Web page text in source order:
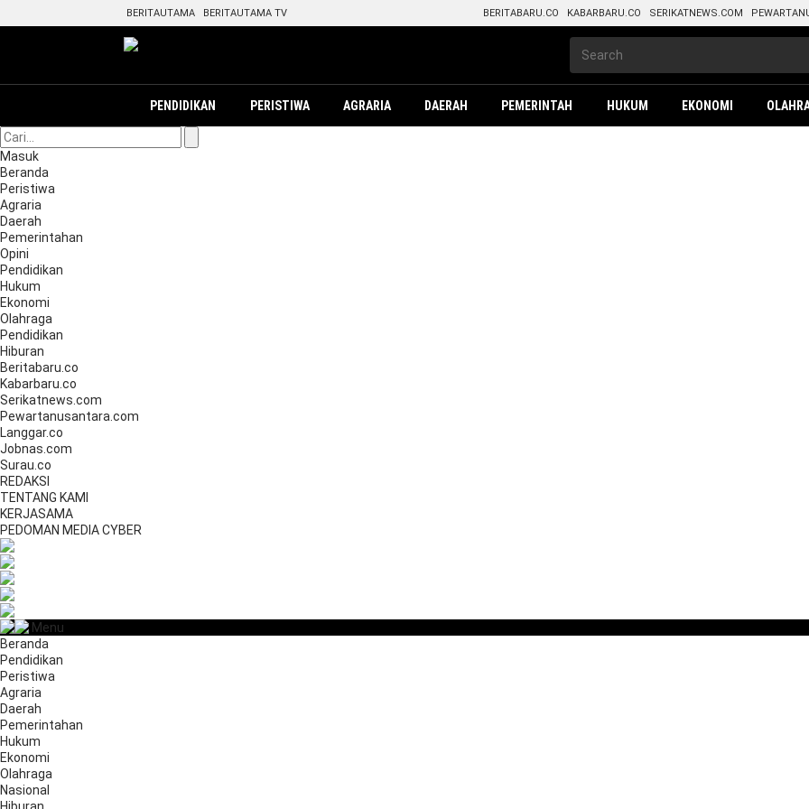
BERITAUTAMA BERITAUTAMA TV BERITABARU.CO KABARBARU.CO SERIKATNEWS.COM
PENDIDIKAN PERISTIWA AGRARIA DAERAH PEMERINTAH HUKUM EKONOMI
Masuk
Beranda
Peristiwa
Agraria
Daerah
Pemerintahan
Opini
Pendidikan
Hukum
Ekonomi
Olahraga
Pendidikan
Hiburan
Beritabaru.co
Kabarbaru.co
Serikatnews.com
Pewartanusantara.com
Langgar.co
Jobnas.com
Surau.co
REDAKSI
TENTANG KAMI
KERJASAMA
PEDOMAN MEDIA CYBER
Menu
Beranda
Pendidikan
Peristiwa
Agraria
Daerah
Pemerintahan
Hukum
Ekonomi
Olahraga
Nasional